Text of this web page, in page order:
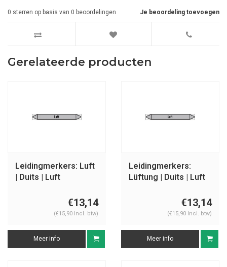
Je beoordeling toevoegen
0 sterren op basis van 0 beoordelingen
Gerelateerde producten
Leidingmerkers: Luft
| Duits | Luft
€13,14
(€15,90 Incl. btw)
Meer info
Leidingmerkers:
Lüftung | Duits | Luft
€13,14
(€15,90 Incl. btw)
Meer info